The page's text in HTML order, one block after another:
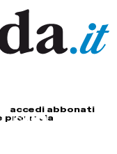
accedi abbonati
provincia